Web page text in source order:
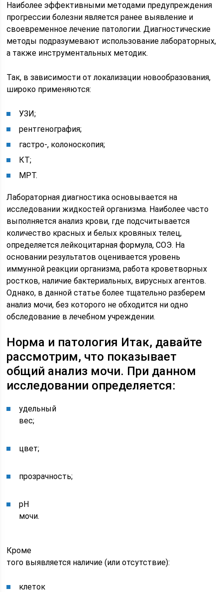
Наиболее эффективными методами предупреждения
прогрессии болезни является ранее выявление и
своевременное лечение патологии. Диагностические
методы подразумевают использование лабораторных,
а также инструментальных методик.
Так, в зависимости от локализации новообразования,
широко применяются:
УЗИ;
рентгенография;
гастро-, колоноскопия;
КТ;
МРТ.
Лабораторная диагностика основывается на
исследовании жидкостей организма. Наиболее часто
выполняется анализ крови, где подсчитывается
количество красных и белых кровяных телец,
определяется лейкоцитарная формула, СОЭ. На
основании результатов оценивается уровень
иммунной реакции организма, работа кроветворных
ростков, наличие бактериальных, вирусных агентов.
Однако, в данной статье более тщательно разберем
анализ мочи, без которого не обходится ни одно
обследование в лечебном учреждении.
Норма и патология Итак, давайте
рассмотрим, что показывает
общий анализ мочи. При данном
исследовании определяется:
удельный
вес;
цвет;
прозрачность;
рН
мочи.
Кроме
того выявляется наличие (или отсутствие):
клеток